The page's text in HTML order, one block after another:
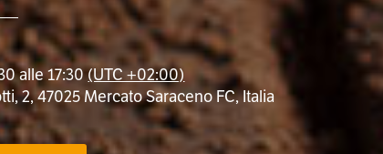
alle 17:30(UTC +02:00)
2, 47025 Mercato Saraceno FC, Italia